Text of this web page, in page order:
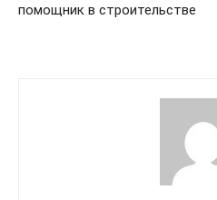
помощник в строительстве